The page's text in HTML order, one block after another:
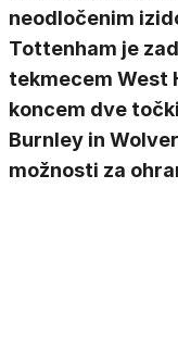
neodločenim
Tottenham je
tekmecem West
koncem dve
Burnley in
možnosti za